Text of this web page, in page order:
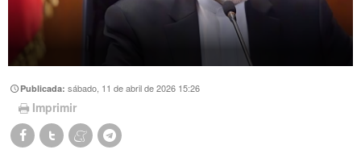
Publicada:sábado, 11 de abril de 2026 15:26
Imprimir